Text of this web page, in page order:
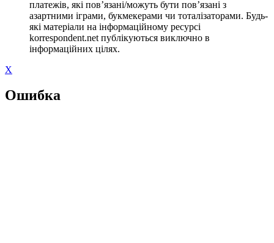
платежів, які пов’язані/можуть бути пов’язані з
азартними іграми, букмекерами чи тоталізаторами. Будь-
які матеріали на інформаційному ресурсі
korrespondent.net публікуються виключно в
інформаційних цілях.
X
Ошибка